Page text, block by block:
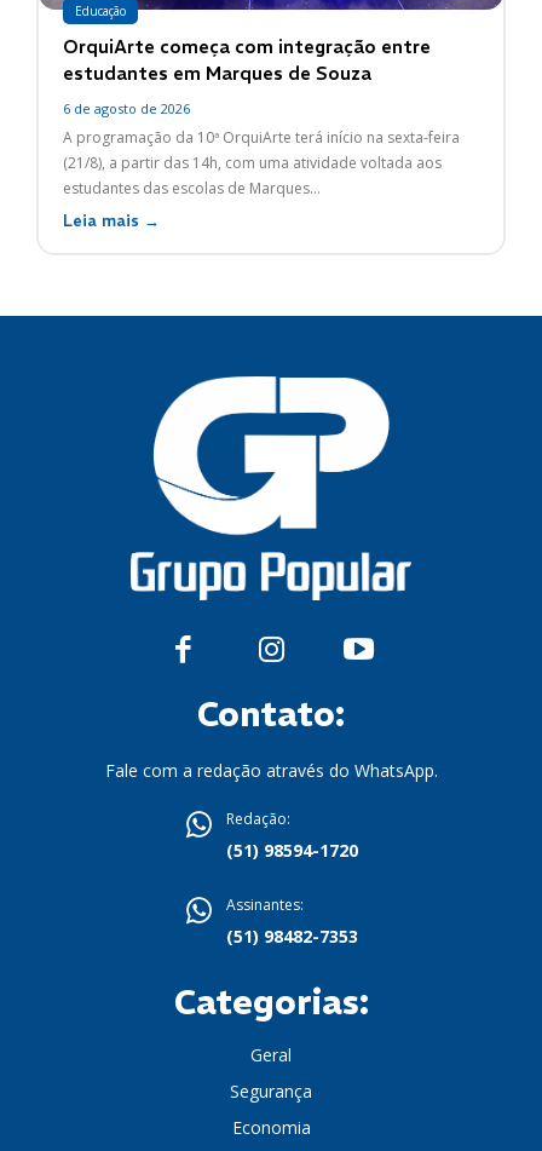
Educação
OrquiArte começa com integração entre
estudantes em Marques de Souza
6 de agosto de 2026
A programação da 10ª OrquiArte terá início na sexta-feira
(21/8), a partir das 14h, com uma atividade voltada aos
estudantes das escolas de Marques...
Leia mais →
Contato:
Fale com a redação através do WhatsApp.
Redação:
(51) 98594-1720
Assinantes:
(51) 98482-7353
Categorias:
Geral
Segurança
Economia